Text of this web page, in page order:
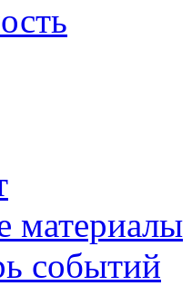
материалы
событий